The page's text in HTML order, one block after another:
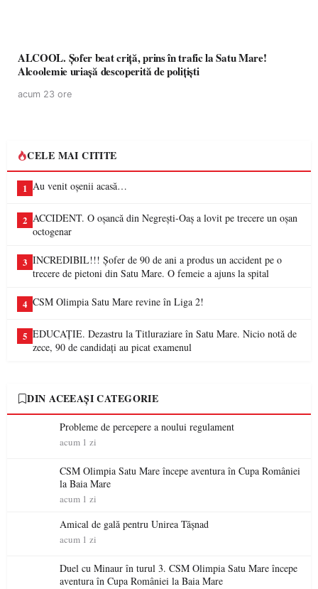
ALCOOL. Șofer beat criță, prins în trafic la Satu Mare!
Alcoolemie uriașă descoperită de polițiști
acum 23 ore
CELE MAI CITITE
1 Au venit oșenii acasă…
2 ACCIDENT. O oșancă din Negrești-Oaș a lovit pe trecere un oșan
octogenar
3 INCREDIBIL!!! Șofer de 90 de ani a produs un accident pe o
trecere de pietoni din Satu Mare. O femeie a ajuns la spital
4 CSM Olimpia Satu Mare revine în Liga 2!
5 EDUCAȚIE. Dezastru la Titluraziare în Satu Mare. Nicio notă de
zece, 90 de candidați au picat examenul
DIN ACEEAȘI CATEGORIE
Probleme de percepere a noului regulament
acum 1 zi
CSM Olimpia Satu Mare începe aventura în Cupa României
la Baia Mare
acum 1 zi
Amical de gală pentru Unirea Tășnad
acum 1 zi
Duel cu Minaur în turul 3. CSM Olimpia Satu Mare începe
aventura în Cupa României la Baia Mare